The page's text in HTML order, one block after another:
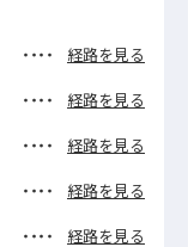
・・・・
経路を見る
・・・・
経路を見る
・・・・
経路を見る
・・・・
経路を見る
・・・・
経路を見る